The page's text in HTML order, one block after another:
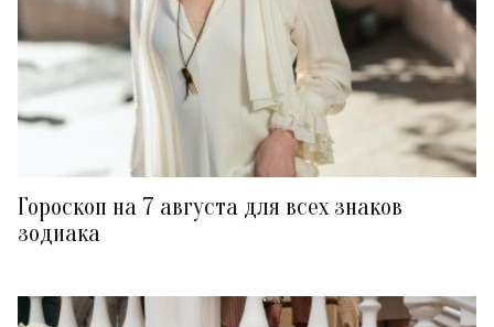
Гороскоп на 7 августа для всех знаков
зодиака